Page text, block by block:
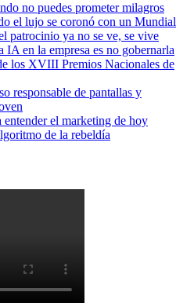
no puedes prometer milagros
el lujo se coronó con un Mundial
patrocinio ya no se ve, se vive
IA en la empresa es no gobernarla
los XVIII Premios Nacionales de
responsable de pantallas y
entender el marketing de hoy
de la rebeldía